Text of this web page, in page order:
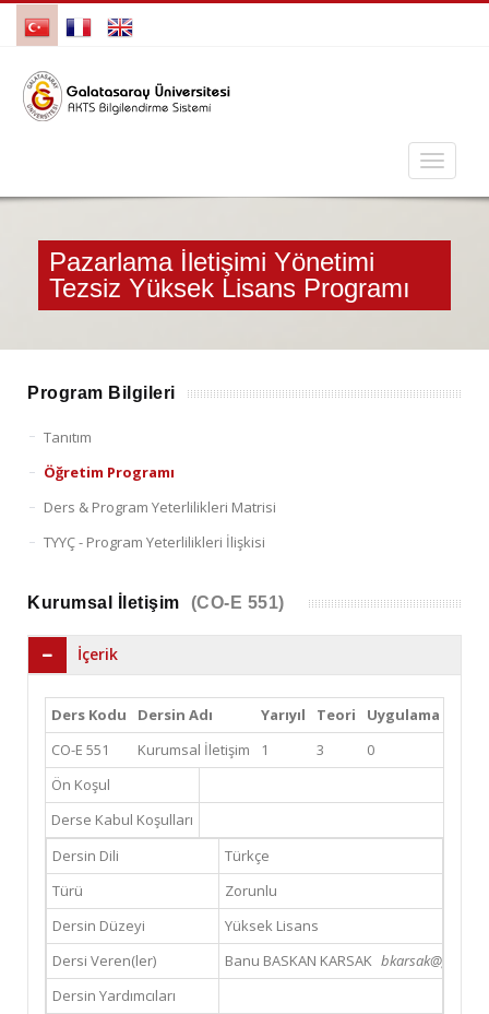
Pazarlama İletişimi Yönetimi
Tezsiz Yüksek Lisans Programı
Program Bilgileri
Tanıtım
Öğretim Programı
Ders & Program Yeterlilikleri Matrisi
TYYÇ - Program Yeterlilikleri İlişkisi
Kurumsal İletişim (CO-E 551)
İçerik
Ders Kodu Dersin Adı Yarıyıl Teori Uygulama
CO-E 551
Kurumsal İletişim 1 3 0
Ön Koşul
Derse Kabul Koşulları
Dersin Dili
Türkçe
Türü
Zorunlu
Dersin Düzeyi
Yüksek Lisans
Dersi Veren(ler)
Banu BASKAN KARSAK
Dersin Yardımcıları